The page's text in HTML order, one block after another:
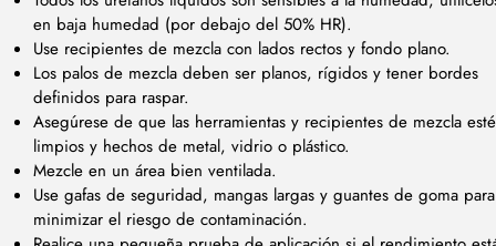
en baja humedad (por debajo del 50% HR).
Use recipientes de mezcla con lados rectos y fondo plano.
Los palos de mezcla deben ser planos, rígidos y tener bordes
definidos para raspar.
Asegúrese de que las herramientas y recipientes de mezcla
limpios y hechos de metal, vidrio o plástico.
Mezcle en un área bien ventilada.
Use gafas de seguridad, mangas largas y guantes de goma para
minimizar el riesgo de contaminación.